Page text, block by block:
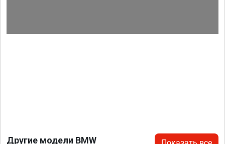
Другие модели BMW